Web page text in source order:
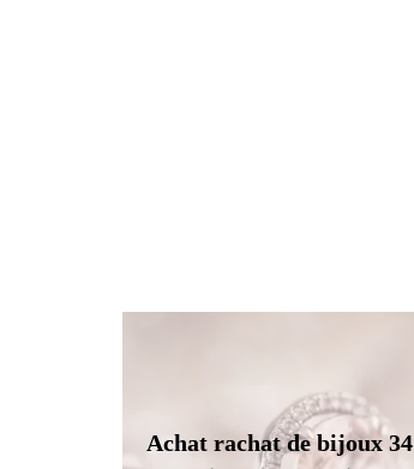
Achat rachat de bijoux 34